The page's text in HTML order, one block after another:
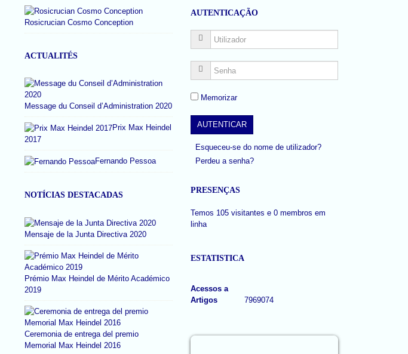
Rosicrucian Cosmo Conception
ACTUALITÉS
Message du Conseil d’Administration 2020
Prix Max Heindel
2017
Fernando Pessoa
NOTÍCIAS DESTACADAS
Mensaje de la Junta Directiva 2020
Prémio Max Heindel de Mérito Académico
2019
Ceremonia de entrega del premio
Memorial Max Heindel 2016
AUTENTICAÇÃO
Memorizar
Esqueceu-se do nome de utilizador?
Perdeu a senha?
PRESENÇAS
Temos 105 visitantes e 0 membros em
linha
ESTATISTICA
Acessos a
Artigos
7969074